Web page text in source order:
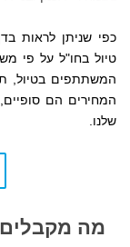
כפי שניתן לראות
טיול בחו"ל על פי
המשתתפים בטיול,
המחירים הם
שלנו.
מה מקבלים